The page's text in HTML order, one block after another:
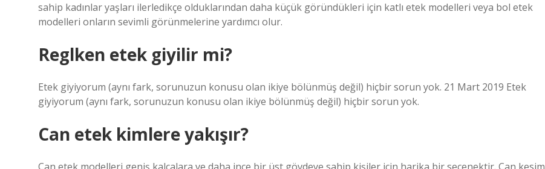
sahip kadınlar yaşları ilerledikçe olduklarından daha küçük göründükleri için katlı etek modelleri veya bol etek
modelleri onların sevimli görünmelerine yardımcı olur.
Reglken etek giyilir mi?
Etek giyiyorum (aynı fark, sorunuzun konusu olan ikiye bölünmüş değil) hiçbir sorun yok. 21 Mart 2019 Etek
giyiyorum (aynı fark, sorunuzun konusu olan ikiye bölünmüş değil) hiçbir sorun yok.
Can etek kimlere yakışır?